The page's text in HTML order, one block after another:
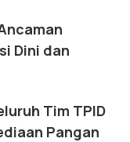
Dini dan
Tim TPID
Pangan